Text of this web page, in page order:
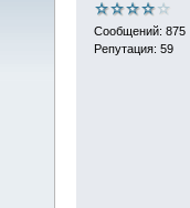
Сообщений: 875
Репутация: 59